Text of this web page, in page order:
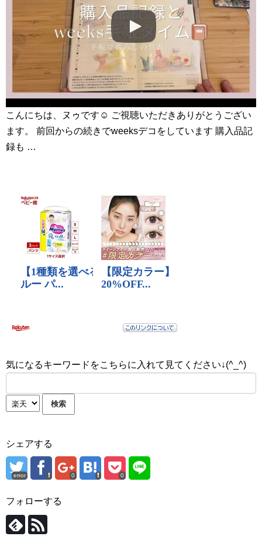
こんにちは、ヌゥです☺︎ ご視聴いただきありがとうござい
ます。 前回からの続きでweeksデコをしています 購入品記
録も …
気になるキーワードをこちらに入れて見てください↓(^_^)
シェアする
error 0 0
フォローする